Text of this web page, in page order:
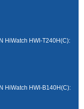
HiWatch HWI-T240H(C):
HiWatch HWI-B140H(C):